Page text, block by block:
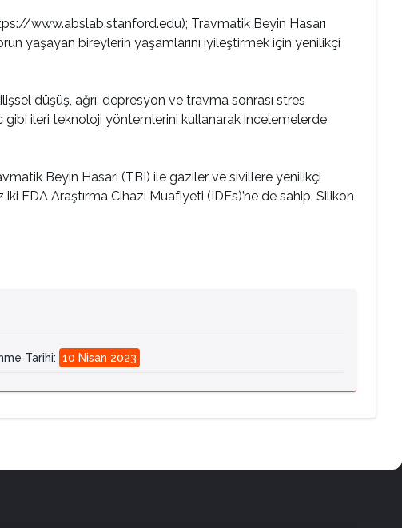
www.abslab.stanford.edu); Travmatik Beyin Hasarı
yaşayan bireylerin yaşamlarını iyileştirmek için yenilikçi
düşüş, ağrı, depresyon ve travma sonrası stres
ileri teknoloji yöntemlerini kullanarak incelemelerde
Beyin Hasarı (TBI) ile gaziler ve sivillere yenilikçi
Araştırma Cihazı Muafiyeti (IDEs)’ne de sahip. Silikon
Tarihi: 10 Nisan 2023